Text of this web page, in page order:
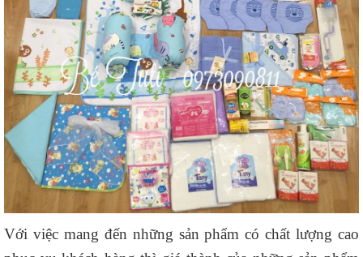
Với việc mang đến những sản phẩm có chất lượng cao